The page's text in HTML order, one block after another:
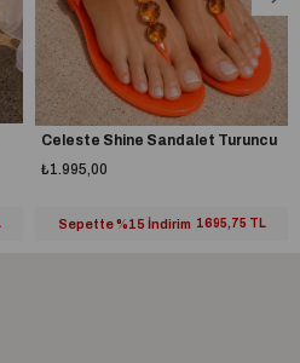
Celeste Shine Sandalet Turuncu
₺1.995,00
Sepette %15 İndirim 1695,75 TL